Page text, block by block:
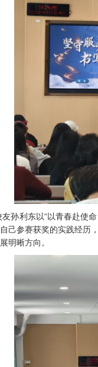
孙利东以“以青春赴使
己参赛获奖的实践经历
明晰方向。